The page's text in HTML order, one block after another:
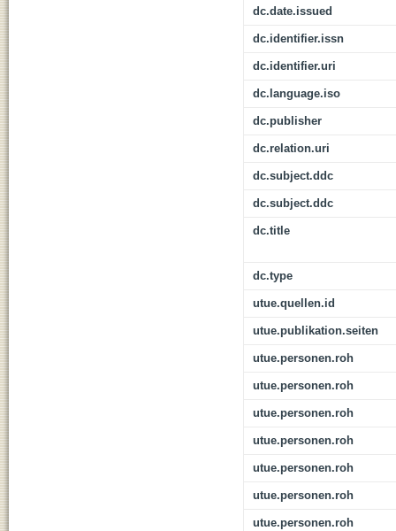
dc.date.issued
dc.identifier.issn
dc.identifier.uri
dc.language.iso
dc.publisher
dc.relation.uri
dc.subject.ddc
dc.subject.ddc
dc.title
dc.type
utue.quellen.id
utue.publikation.seiten
utue.personen.roh
utue.personen.roh
utue.personen.roh
utue.personen.roh
utue.personen.roh
utue.personen.roh
utue.personen.roh